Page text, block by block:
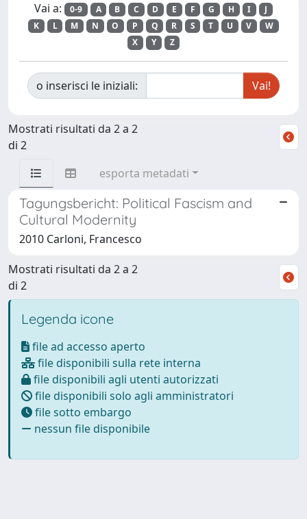
Vai a: 0-9 A B C D E F G H I
J
K
L M N O P Q R S T U V
W
X
Y Z
o inserisci le iniziali:
Mostrati risultati da 2 a 2
di 2
esporta metadati
Tagungsbericht: Political Fascism and
Cultural Modernity
2010 Carloni, Francesco
Mostrati risultati da 2 a 2
di 2
Legenda icone
file ad accesso aperto
file disponibili sulla rete interna
file disponibili agli utenti autorizzati
file disponibili solo agli amministratori
file sotto embargo
nessun file disponibile